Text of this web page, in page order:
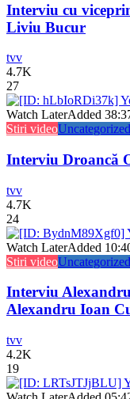
Interviu cu
Liviu Bucur
tvv
4.7K
27
Watch LaterAdded
Stiri videoUncategorized
Interviu Droancă
tvv
4.7K
24
Watch LaterAdded
Stiri videoUncategorized
Interviu
Alexandru Ioan
tvv
4.2K
19